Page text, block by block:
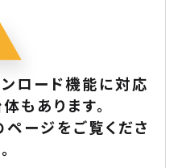
ロード機能に対応
もあります。
ージをご覧くださ